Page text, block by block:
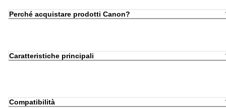
Perché acquistare prodotti Canon?
Caratteristiche principali
Compatibilità